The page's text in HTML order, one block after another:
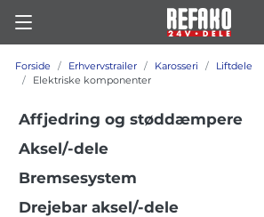
Forside Erhvervstrailer Karosseri
Liftdele
Elektriske komponenter
Affjedring og støddæmpere
Aksel/-dele
Bremsesystem
Drejebar aksel/-dele